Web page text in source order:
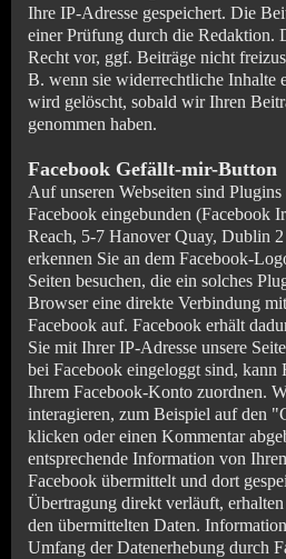
Ihre IP-Adresse gespeichert. Die
einer Prüfung durch die Redaktion.
Recht vor, ggf. Beiträge nicht
B. wenn sie widerrechtliche Inhalte
wird gelöscht, sobald wir Ihren
genommen haben.
Facebook Gefällt-mir-Button
Auf unseren Webseiten sind
Facebook eingebunden (Facebook
Reach, 5-7 Hanover Quay, Dublin
erkennen Sie an dem Facebook-
Seiten besuchen, die ein solches
Browser eine direkte Verbindung
Facebook auf. Facebook erhält
Sie mit Ihrer IP-Adresse unsere
bei Facebook eingeloggt sind, kann
Ihrem Facebook-Konto zuordnen.
interagieren, zum Beispiel auf den
klicken oder einen Kommentar
entsprechende Information von
Facebook übermittelt und dort
Übertragung direkt verläuft,
den übermittelten Daten.
Umfang der Datenerhebung durch